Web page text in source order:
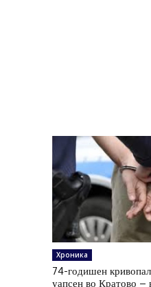
Хроника
74-годишен
уапсен во Кратово –